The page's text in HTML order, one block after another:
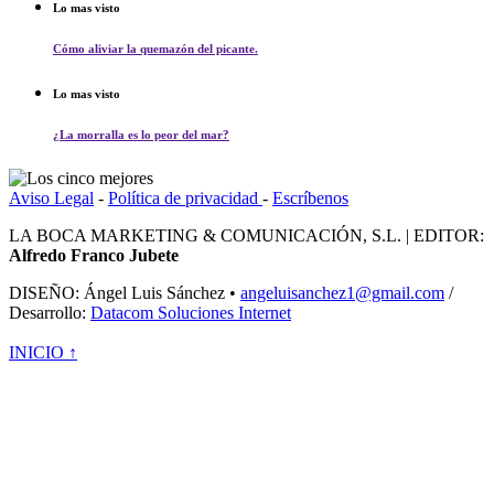
Lo mas visto
Cómo aliviar la quemazón del picante.
Lo mas visto
¿La morralla es lo peor del mar?
Aviso Legal - Política de privacidad - Escríbenos
LA BOCA MARKETING & COMUNICACIÓN, S.L. | EDITOR:
Alfredo Franco Jubete
DISEÑO: Ángel Luis Sánchez • angeluisanchez1@gmail.com /
Desarrollo: Datacom Soluciones Internet
INICIO ↑